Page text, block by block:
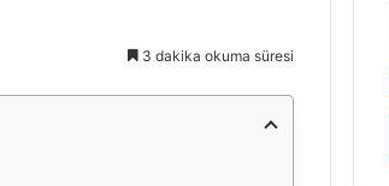
3 dakika okuma süresi